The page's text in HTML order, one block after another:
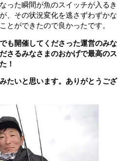
った瞬間が魚のスイッチが入るき
、その状況変化を逃さずわずかな
とができたので良かったです。
も開催してくださった運営のみな
さるみなさまのおかげで最高のス
！
たいと思います。ありがとうござ